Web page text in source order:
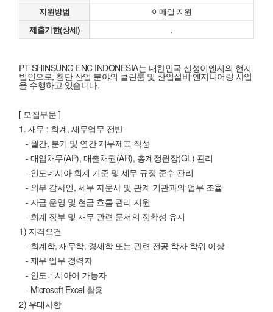
지원방법
이메일 지원
제출기한(상세)
.
PT SHINSUNG ENC INDONESIA는 대한민국 신성이엔지의 현지
법인으로, 첨단 산업 분야의 클린룸 및 산업설비 엔지니어링 사업
을 수행하고 있습니다.
[ 모집부문 ]
1. 재무 : 회계, 세무업무 전반
- 월간, 분기 및 연간 재무제표 작성
- 매입채무(AP), 매출채권(AR), 총계정원장(GL) 관리
- 인도네시아 회계 기준 및 세무 규정 준수 관리
- 외부 감사인, 세무 자문사 및 관계 기관과의 업무 조율
- 자금 운영 및 현금 흐름 관리 지원
- 회계 장부 및 재무 관련 문서의 정확성 유지
1) 자격요건
- 회계학, 재무학, 경제학 또는 관련 전공 학사 학위 이상
- 재무 업무 경력자
- 인도네시아어 가능자
- Microsoft Excel 활용
2) 우대사항